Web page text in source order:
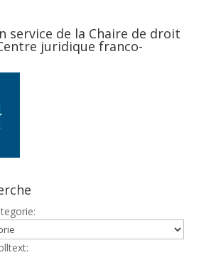
service de la Chaire de droit
juridique franco-